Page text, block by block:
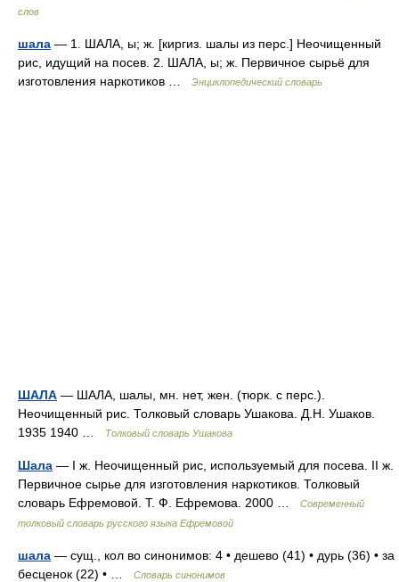
слов
шала — 1. ШАЛА, ы; ж. [киргиз. шалы из перс.] Неочищенный
рис, идущий на посев. 2. ШАЛА, ы; ж. Первичное сырьё для
изготовления наркотиков …
Энциклопедический словарь
ШАЛА — ШАЛА, шалы, мн. нет, жен. (тюрк. с перс.).
Неочищенный рис. Толковый словарь Ушакова. Д.Н. Ушаков.
1935 1940 …
Толковый словарь Ушакова
Шала — I ж. Неочищенный рис, используемый для посева. II ж.
Первичное сырье для изготовления наркотиков. Толковый
словарь Ефремовой. Т. Ф. Ефремова. 2000 …
Современный
толковый словарь русского языка Ефремовой
шала — сущ., кол во синонимов: 4 • дешево (41) • дурь (36) • за
бесценок (22) • …
Словарь синонимов